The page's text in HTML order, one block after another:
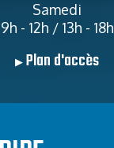
Samedi
9h - 12h / 13h - 18h
▶ Plan d'accès